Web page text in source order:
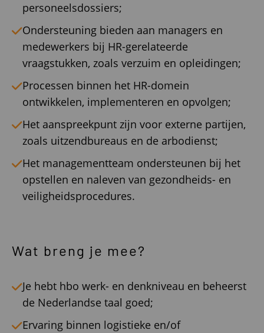
personeelsdossiers;
Ondersteuning bieden aan managers en
medewerkers bij HR-gerelateerde
vraagstukken, zoals verzuim en opleidingen;
Processen binnen het HR-domein
ontwikkelen, implementeren en opvolgen;
Het aanspreekpunt zijn voor externe partijen,
zoals uitzendbureaus en de arbodienst;
Het managementteam ondersteunen bij het
opstellen en naleven van gezondheids- en
veiligheidsprocedures.
Wat breng je mee?
Je hebt hbo werk- en denkniveau en beheerst
de Nederlandse taal goed;
Ervaring binnen logistieke en/of